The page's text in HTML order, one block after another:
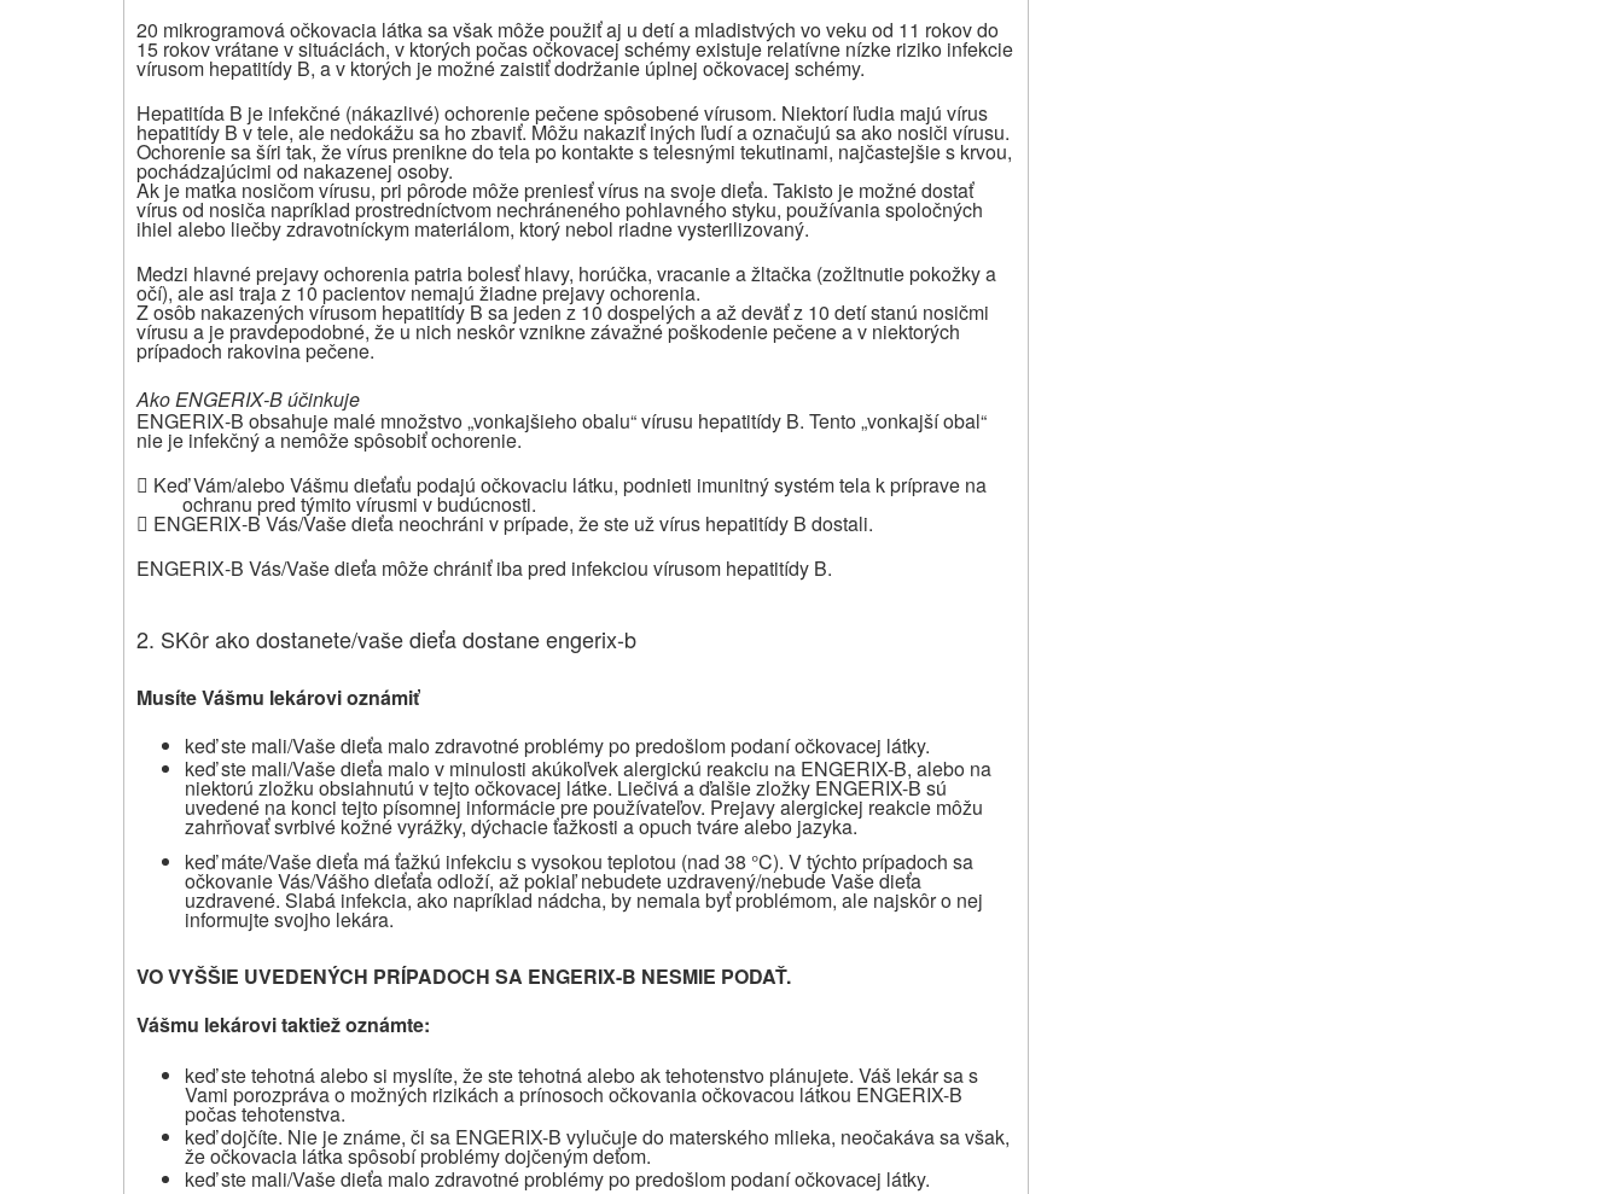
20 mikrogramová očkovacia látka sa však môže použiť aj u detí a mladistvých vo veku od 11 rokov do
15 rokov vrátane v situáciách, v ktorých počas očkovacej schémy existuje relatívne nízke riziko infekcie
vírusom hepatitídy B, a v ktorých je možné zaistiť dodržanie úplnej očkovacej schémy.
Hepatitída B je infekčné (nákazlivé) ochorenie pečene spôsobené vírusom. Niektorí ľudia majú vírus
hepatitídy B v tele, ale nedokážu sa ho zbaviť. Môžu nakaziť iných ľudí a označujú sa ako nosiči vírusu.
Ochorenie sa šíri tak, že vírus prenikne do tela po kontakte s telesnými tekutinami, najčastejšie s krvou,
pochádzajúcimi od nakazenej osoby.
Ak je matka nosičom vírusu, pri pôrode môže preniesť vírus na svoje dieťa. Takisto je možné dostať
vírus od nosiča napríklad prostredníctvom nechráneného pohlavného styku, používania spoločných
ihiel alebo liečby zdravotníckym materiálom, ktorý nebol riadne vysterilizovaný.
Medzi hlavné prejavy ochorenia patria bolesť hlavy, horúčka, vracanie a žltačka (zožltnutie pokožky a
očí), ale asi traja z 10 pacientov nemajú žiadne prejavy ochorenia.
Z osôb nakazených vírusom hepatitídy B sa jeden z 10 dospelých a až deväť z 10 detí stanú nosičmi
vírusu a je pravdepodobné, že u nich neskôr vznikne závažné poškodenie pečene a v niektorých
prípadoch rakovina pečene.
Ako ENGERIX‑B účinkuje
ENGERIX‑B obsahuje malé množstvo „vonkajšieho obalu“ vírusu hepatitídy B. Tento „vonkajší obal“
nie je infekčný a nemôže spôsobiť ochorenie.
 Keď Vám/alebo Vášmu dieťaťu podajú očkovaciu látku, podnieti imunitný systém tela k príprave na
ochranu pred týmito vírusmi v budúcnosti.
 ENGERIX‑B Vás/Vaše dieťa neochráni v prípade, že ste už vírus hepatitídy B dostali.
ENGERIX‑B Vás/Vaše dieťa môže chrániť iba pred infekciou vírusom hepatitídy B.
2. SKôr ako dostanete/vaše dieťa dostane engerix-b
Musíte Vášmu lekárovi oznámiť
keď ste mali/Vaše dieťa malo zdravotné problémy po predošlom podaní očkovacej látky.
keď ste mali/Vaše dieťa malo v minulosti akúkoľvek alergickú reakciu na ENGERIX-B, alebo na
niektorú zložku obsiahnutú v tejto očkovacej látke. Liečivá a ďalšie zložky ENGERIX-B sú
uvedené na konci tejto písomnej informácie pre používateľov. Prejavy alergickej reakcie môžu
zahrňovať svrbivé kožné vyrážky, dýchacie ťažkosti a opuch tváre alebo jazyka.
keď máte/Vaše dieťa má ťažkú infekciu s vysokou teplotou (nad 38 °C). V týchto prípadoch sa
očkovanie Vás/Vášho dieťaťa odloží, až pokiaľ nebudete uzdravený/nebude Vaše dieťa
uzdravené. Slabá infekcia, ako napríklad nádcha, by nemala byť problémom, ale najskôr o nej
informujte svojho lekára.
VO VYŠŠIE UVEDENÝCH PRÍPADOCH SA ENGERIX-B NESMIE PODAŤ.
Vášmu lekárovi taktiež oznámte:
keď ste tehotná alebo si myslíte, že ste tehotná alebo ak tehotenstvo plánujete. Váš lekár sa s
Vami porozpráva o možných rizikách a prínosoch očkovania očkovacou látkou ENGERIX-B
počas tehotenstva.
keď dojčíte. Nie je známe, či sa ENGERIX-B vylučuje do materského mlieka, neočakáva sa však,
že očkovacia látka spôsobí problémy dojčeným deťom.
keď ste mali/Vaše dieťa malo zdravotné problémy po predošlom podaní očkovacej látky.